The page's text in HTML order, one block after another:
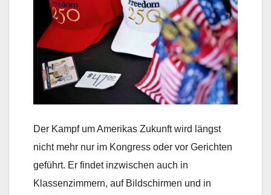
Der Kampf um Amerikas Zukunft wird längst
nicht mehr nur im Kongress oder vor Gerichten
geführt. Er findet inzwischen auch in
Klassenzimmern, auf Bildschirmen und in